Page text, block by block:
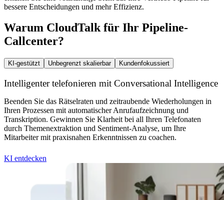
bessere Entscheidungen und mehr Effizienz.
Warum CloudTalk für Ihr Pipeline-
Callcenter?
KI-gestützt Unbegrenzt skalierbar Kundenfokussiert
Intelligenter telefonieren mit Conversational Intelligence
Beenden Sie das Rätselraten und zeitraubende Wiederholungen in
Ihren Prozessen mit automatischer Anrufaufzeichnung und
Transkription. Gewinnen Sie Klarheit bei all Ihren Telefonaten
durch Themenextraktion und Sentiment-Analyse, um Ihre
Mitarbeiter mit praxisnahen Erkenntnissen zu coachen.
KI entdecken